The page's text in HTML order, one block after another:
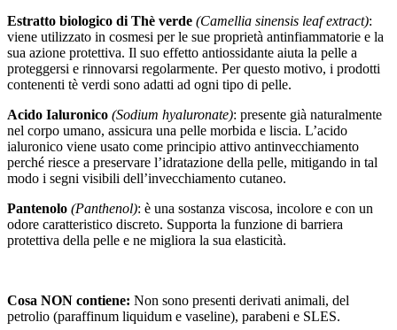
Estratto biologico di Thè verde (Camellia sinensis leaf extract):
viene utilizzato in cosmesi per le sue proprietà antinfiammatorie e la
sua azione protettiva. Il suo effetto antiossidante aiuta la pelle a
proteggersi e rinnovarsi regolarmente. Per questo motivo, i prodotti
contenenti tè verdi sono adatti ad ogni tipo di pelle.
Acido Ialuronico (Sodium hyaluronate): presente già naturalmente
nel corpo umano, assicura una pelle morbida e liscia. L’acido
ialuronico viene usato come principio attivo antinvecchiamento
perché riesce a preservare l’idratazione della pelle, mitigando in tal
modo i segni visibili dell’invecchiamento cutaneo.
Pantenolo (Panthenol): è una sostanza viscosa, incolore e con un
odore caratteristico discreto. Supporta la funzione di barriera
protettiva della pelle e ne migliora la sua elasticità.
Cosa NON contiene: Non sono presenti derivati animali, del
petrolio (paraffinum liquidum e vaseline), parabeni e SLES.